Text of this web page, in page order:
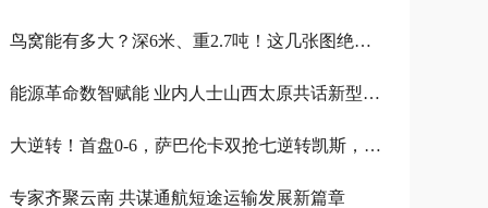
鸟窝能有多大？深6米、重2.7吨！这几张图绝对震撼你
能源革命数智赋能 业内人士山西太原共话新型能源体系建设
大逆转！首盘0-6，萨巴伦卡双抢七逆转凯斯，晋级美网决赛
专家齐聚云南 共谋通航短途运输发展新篇章